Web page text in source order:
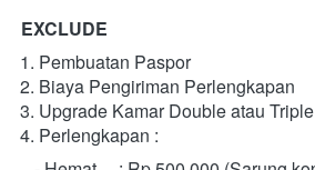
EXCLUDE
Pembuatan Paspor
Biaya Pengiriman Perlengkapan
Upgrade Kamar Double atau Triple
Perlengkapan :